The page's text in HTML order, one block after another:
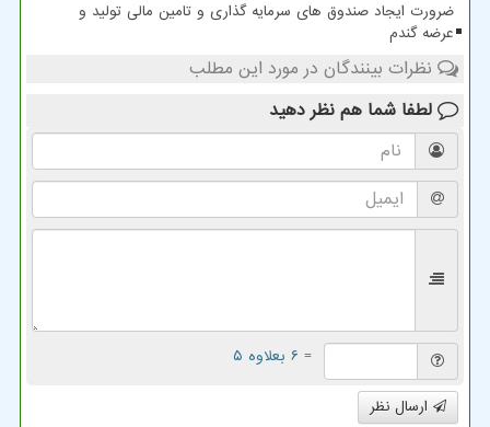
ضرورت ایجاد صندوق های سرمایه گذاری و تامین مالی تولید و
عرضه گندم
نظرات بینندگان در مورد این مطلب
لطفا شما هم نظر دهید
= ۶ بعلاوه ۵
ارسال نظر